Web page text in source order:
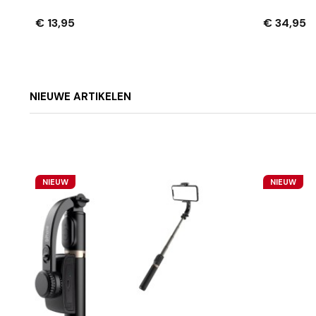
Zwart
€ 13,95
Houder –
€ 34,95
NIEUWE ARTIKELEN
NIEUW NIEUW